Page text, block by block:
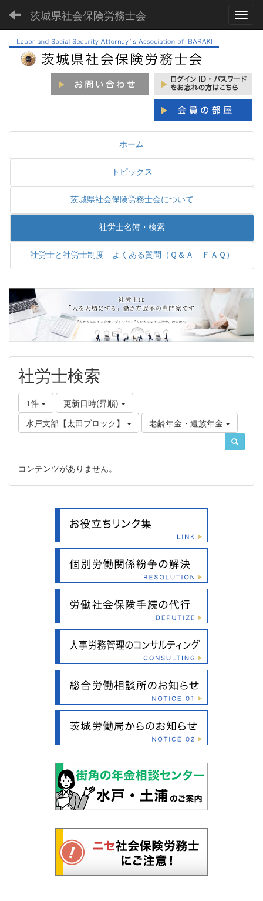
茨城県社会保険労務士会
ホーム
トピックス
茨城県社会保険労務士会について
社労士名簿・検索
社労士と社労士制度 よくある質問（Ｑ＆Ａ ＦＡＱ）
社労士検索
1件
更新日時(昇順)
水戸支部【太田ブロック】
老齢年金・遺族年金
コンテンツがありません。